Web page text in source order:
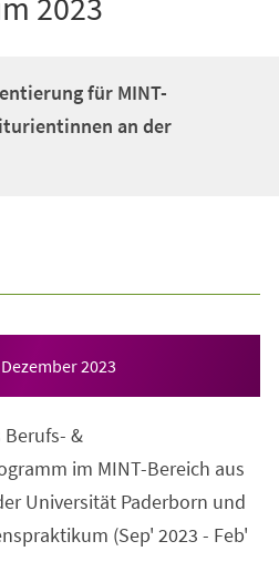
für MINT-
an der
2023
&
im MINT-Bereich aus
Universität Paderborn und
(Sep' 2023 - Feb'